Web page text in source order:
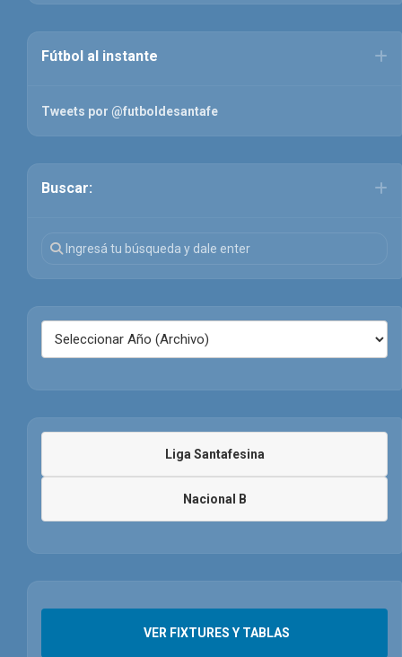
Fútbol al instante
Tweets por @futboldesantafe
Buscar:
Liga Santafesina
Nacional B
VER FIXTURES Y TABLAS